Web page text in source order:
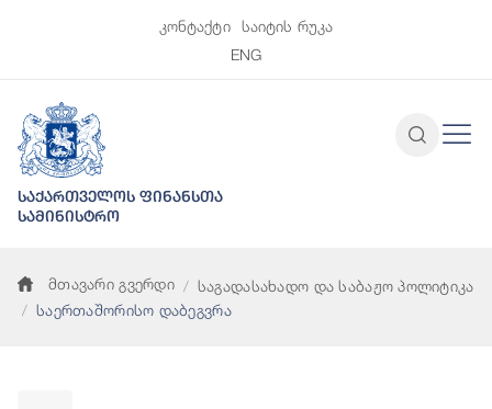
კონტაქტი
საიტის რუკა
ENG
საქართველოს ფინანსთა
სამინისტრო
მთავარი გვერდი
საგადასახადო და საბაჟო პოლიტიკა
საერთაშორისო დაბეგვრა